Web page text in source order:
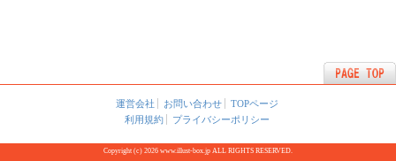
運営会社 お問い合わせ
TOPページ
利用規約
プライバシーポリシー
Copyright (c) 2026 www.illust-box.jp ALL RIGHTS RESERVED.